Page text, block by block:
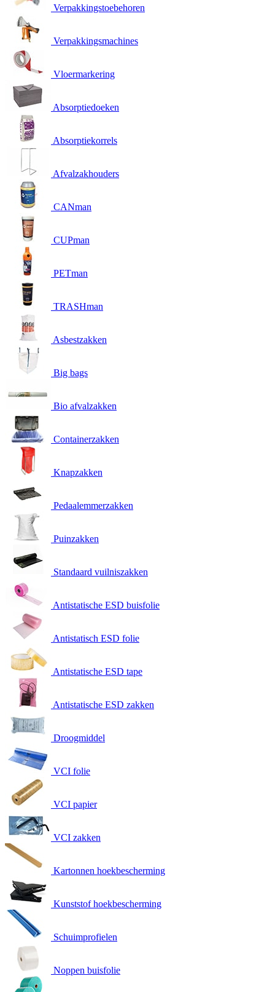
Verpakkingstoebehoren
Verpakkingsmachines
Vloermarkering
Absorptiedoeken
Absorptiekorrels
Afvalzakhouders
CANman
CUPman
PETman
TRASHman
Asbestzakken
Big bags
Bio afvalzakken
Containerzakken
Knapzakken
Pedaalemmerzakken
Puinzakken
Standaard vuilniszakken
Antistatische ESD buisfolie
Antistatisch ESD folie
Antistatische ESD tape
Antistatische ESD zakken
Droogmiddel
VCI folie
VCI papier
VCI zakken
Kartonnen hoekbescherming
Kunststof hoekbescherming
Schuimprofielen
Noppen buisfolie